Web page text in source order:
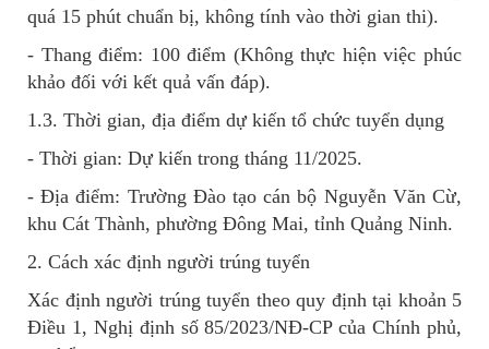
quá 15 phút chuẩn bị, không tính vào thời gian thi).
- Thang điểm: 100 điểm (Không thực hiện việc phúc
khảo đối với kết quả vấn đáp).
1.3. Thời gian, địa điểm dự kiến tổ chức tuyển dụng
- Thời gian: Dự kiến trong tháng 11/2025.
- Địa điểm: Trường Đào tạo cán bộ Nguyễn Văn Cừ,
khu Cát Thành, phường Đông Mai, tỉnh Quảng Ninh.
2. Cách xác định người trúng tuyển
Xác định người trúng tuyển theo quy định tại khoản 5
Điều 1, Nghị định số 85/2023/NĐ-CP của Chính phủ,